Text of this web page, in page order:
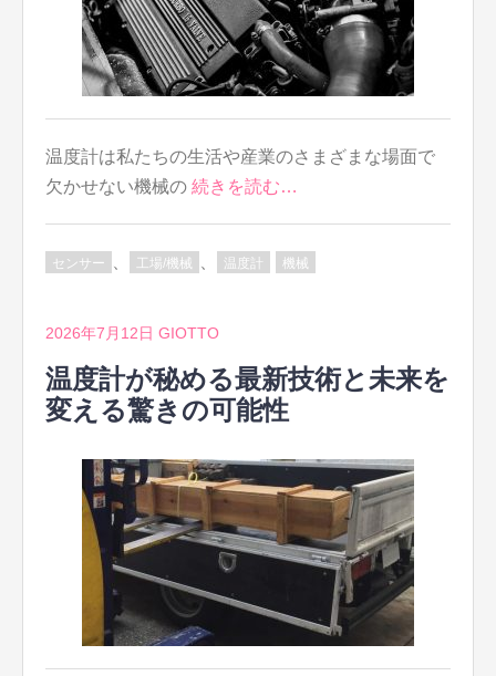
温度計は私たちの生活や産業のさまざまな場面で
欠かせない機械の 続きを読む…
センサー 工場/機械 温度計 機械
2026年7月12日 GIOTTO
温度計が秘める最新技術と未来を
変える驚きの可能性